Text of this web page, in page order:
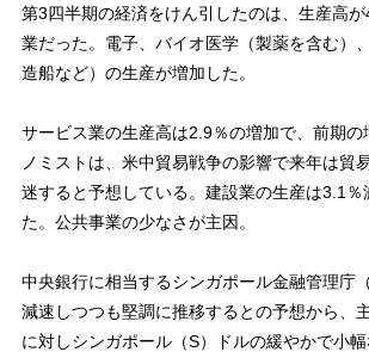
第3四半期の経済をけん引したのは、生産高
業だった。電子、バイオ医学（製薬を含む）
造船など）の生産が増加した。
サービス業の生産高は2.9％の増加で、前期の
ノミストは、米中貿易戦争の影響で来年は貿
迷すると予想している。建設業の生産は3.1％
た。公共事業の少なさが主因。
中央銀行に相当するシンガポール金融管理庁
減速しつつも堅調に推移するとの予想から、
に対しシンガポール（S）ドルの緩やかで小幅